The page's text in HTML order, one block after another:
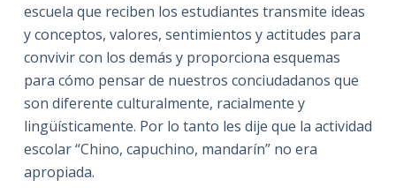
escuela que reciben los estudiantes transmite ideas
y conceptos, valores, sentimientos y actitudes para
convivir con los demás y proporciona esquemas
para cómo pensar de nuestros conciudadanos que
son diferente culturalmente, racialmente y
lingüísticamente. Por lo tanto les dije que la actividad
escolar “Chino, capuchino, mandarín” no era
apropiada.